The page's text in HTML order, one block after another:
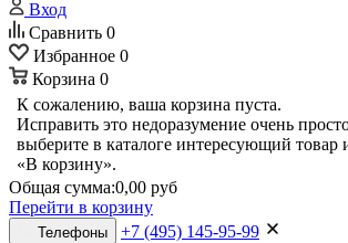
Вход
Сравнить 0
Избранное 0
Корзина 0
К сожалению, ваша корзина пуста.
Исправить это недоразумение очень
выберите в каталоге интересующий
«В корзину».
Общая сумма:0,00 руб
Перейти в корзину
Телефоны
+7 (495) 145-95-99